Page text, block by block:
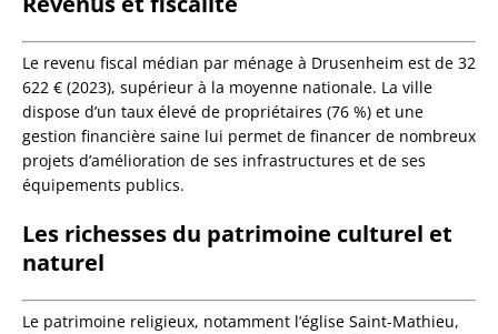
Le revenu fiscal médian par ménage à Drusenheim est de 32
622 € (2023), supérieur à la moyenne nationale. La ville
dispose d’un taux élevé de propriétaires (76 %) et une
gestion financière saine lui permet de financer de nombreux
projets d’amélioration de ses infrastructures et de ses
équipements publics.
Les richesses du patrimoine culturel et
naturel
Le patrimoine religieux, notamment l’église Saint-Mathieu,